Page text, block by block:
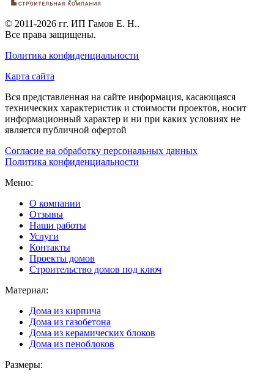
© 2011-2026 гг. ИП Гамов Е. Н..
Все права защищены.
Политика конфиденциальности
Карта сайта
Вся представленная на сайте информация, касающаяся
технических характеристик и стоимости проектов, носит
информационный характер и ни при каких условиях не
является публичной офертой
Согласие на обработку персональных данных
Политика конфиденциальности
Меню:
О компании
Отзывы
Наши работы
Услуги
Контакты
Проекты домов
Строительство домов под ключ
Материал:
Дома из кирпича
Дома из газобетона
Дома из керамических блоков
Дома из пеноблоков
Размеры: